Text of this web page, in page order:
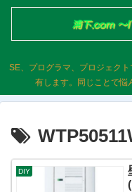
SE、プログラマ、プロジェク
有します。同じことで悩
DIY